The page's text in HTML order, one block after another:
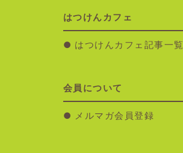
はつけんカフェ
はつけんカフェ記事一覧
会員について
メルマガ会員登録